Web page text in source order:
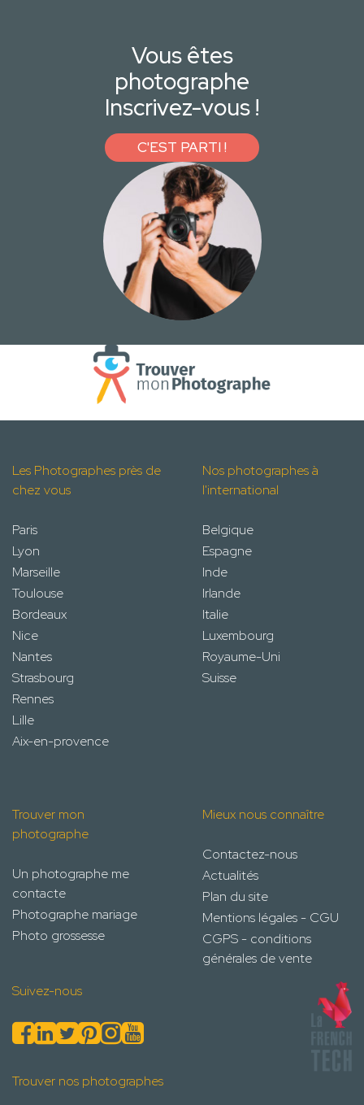
Vous êtes
photographe
Inscrivez-vous !
C'EST PARTI !
Les Photographes près de
chez vous
Paris
Lyon
Marseille
Toulouse
Bordeaux
Nice
Nantes
Strasbourg
Rennes
Lille
Aix-en-provence
Nos photographes à
l'international
Belgique
Espagne
Inde
Irlande
Italie
Luxembourg
Royaume-Uni
Suisse
Trouver mon
photographe
Un photographe me
contacte
Photographe mariage
Photo grossesse
Mieux nous connaître
Contactez-nous
Actualités
Plan du site
Mentions légales - CGU
CGPS - conditions
générales de vente
Suivez-nous
Trouver nos photographes